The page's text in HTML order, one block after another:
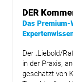
DER
Das Premium-
Der „Liebold/
in der Praxis,
geschätzt von